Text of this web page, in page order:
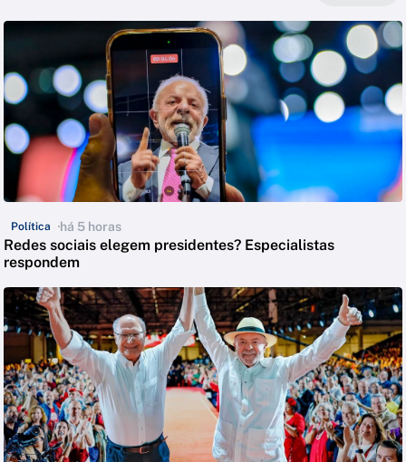
Política há 5 horas
Redes sociais elegem presidentes? Especialistas
respondem